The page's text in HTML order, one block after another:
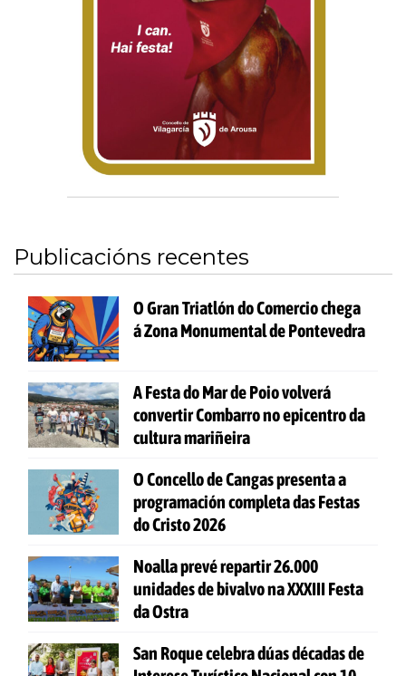
Publicacións recentes
O Gran Triatlón do Comercio chega
á Zona Monumental de Pontevedra
A Festa do Mar de Poio volverá
convertir Combarro no epicentro da
cultura mariñeira
O Concello de Cangas presenta a
programación completa das Festas
do Cristo 2026
Noalla prevé repartir 26.000
unidades de bivalvo na XXXIII Festa
da Ostra
San Roque celebra dúas décadas de